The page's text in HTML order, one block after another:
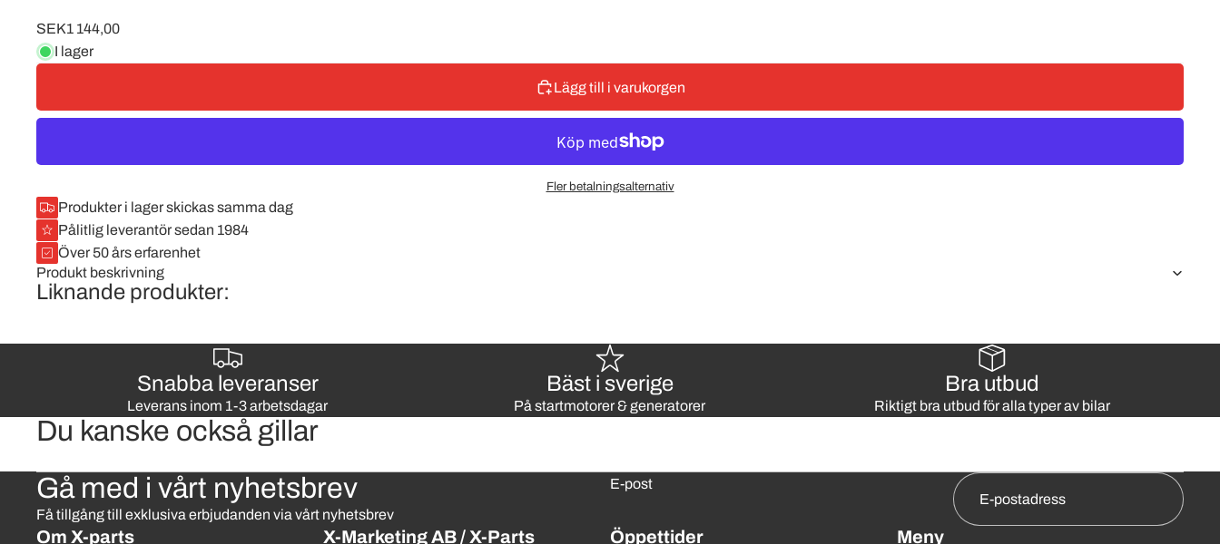
SEK1 144,00
I lager
Lägg till i varukorgen
Fler betalningsalternativ
Produkter i lager skickas samma dag
Pålitlig leverantör sedan 1984
Över 50 års erfarenhet
Produkt beskrivning
Liknande produkter:
Snabba leveranser
Leverans inom 1-3 arbetsdagar
Bäst i sverige
På startmotorer & generatorer
Bra utbud
Riktigt bra utbud för alla typer av bilar
Du kanske också gillar
Gå med i vårt nyhetsbrev
Få tillgång till exklusiva erbjudanden via vårt nyhetsbrev
E-post
Om X-parts X-Marketing AB / X-Parts Öppettider Meny